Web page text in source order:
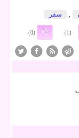
, سفر
(1)
(0)